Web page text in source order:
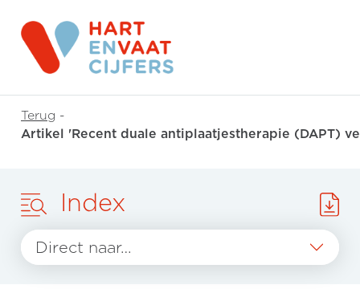
Terug -
Artikel 'Recent duale antiplaatjestherapie (DAPT)
Index
Direct naar…